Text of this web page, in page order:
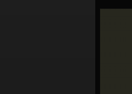
ナ
ビ
ゲ
ー
シ
ョ